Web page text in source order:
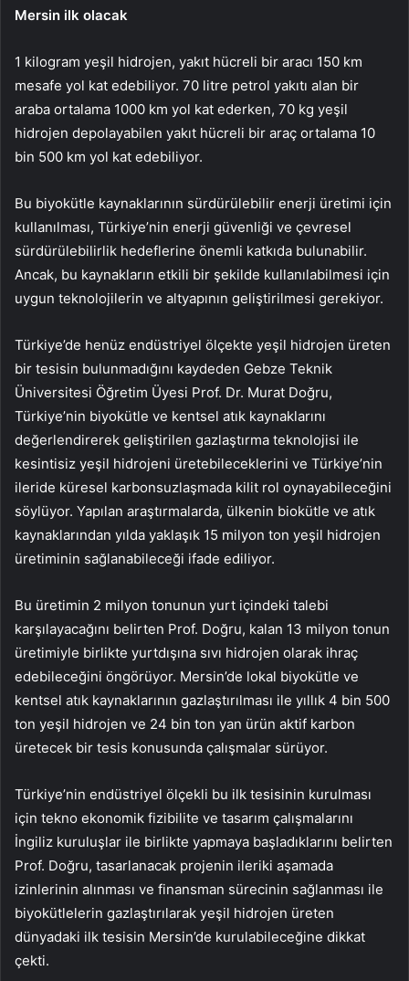
Mersin ilk olacak
1 kilogram yeşil hidrojen, yakıt hücreli bir aracı 150 km
mesafe yol kat edebiliyor. 70 litre petrol yakıtı alan bir
araba ortalama 1000 km yol kat ederken, 70 kg yeşil
hidrojen depolayabilen yakıt hücreli bir araç ortalama 10
bin 500 km yol kat edebiliyor.
Bu biyokütle kaynaklarının sürdürülebilir enerji üretimi için
kullanılması, Türkiye’nin enerji güvenliği ve çevresel
sürdürülebilirlik hedeflerine önemli katkıda bulunabilir.
Ancak, bu kaynakların etkili bir şekilde kullanılabilmesi için
uygun teknolojilerin ve altyapının geliştirilmesi gerekiyor.
Türkiye’de henüz endüstriyel ölçekte yeşil hidrojen üreten
bir tesisin bulunmadığını kaydeden Gebze Teknik
Üniversitesi Öğretim Üyesi Prof. Dr. Murat Doğru,
Türkiye’nin biyokütle ve kentsel atık kaynaklarını
değerlendirerek geliştirilen gazlaştırma teknolojisi ile
kesintisiz yeşil hidrojeni üretebileceklerini ve Türkiye’nin
ileride küresel karbonsuzlaşmada kilit rol oynayabileceğini
söylüyor. Yapılan araştırmalarda, ülkenin biokütle ve atık
kaynaklarından yılda yaklaşık 15 milyon ton yeşil hidrojen
üretiminin sağlanabileceği ifade ediliyor.
Bu üretimin 2 milyon tonunun yurt içindeki talebi
karşılayacağını belirten Prof. Doğru, kalan 13 milyon tonun
üretimiyle birlikte yurtdışına sıvı hidrojen olarak ihraç
edebileceğini öngörüyor. Mersin’de lokal biyokütle ve
kentsel atık kaynaklarının gazlaştırılması ile yıllık 4 bin 500
ton yeşil hidrojen ve 24 bin ton yan ürün aktif karbon
üretecek bir tesis konusunda çalışmalar sürüyor.
Türkiye’nin endüstriyel ölçekli bu ilk tesisinin kurulması
için tekno ekonomik fizibilite ve tasarım çalışmalarını
İngiliz kuruluşlar ile birlikte yapmaya başladıklarını belirten
Prof. Doğru, tasarlanacak projenin ileriki aşamada
izinlerinin alınması ve finansman sürecinin sağlanması ile
biyokütlelerin gazlaştırılarak yeşil hidrojen üreten
dünyadaki ilk tesisin Mersin’de kurulabileceğine dikkat
çekti.